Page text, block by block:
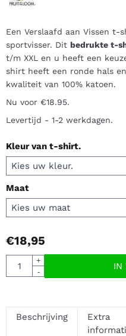
Een Verslaafd aan Vissen
sportvisser. Dit bedrukte t-
t/m XXL en u heeft een
shirt heeft een ronde hals
kwaliteit van 100% katoen.
Nu voor €18.95.
Levertijd - 1-2 werkdagen.
Kleur van t-shirt.
Maat
€18,95
Aantal
+
-
IN
Beschrijving
Extra